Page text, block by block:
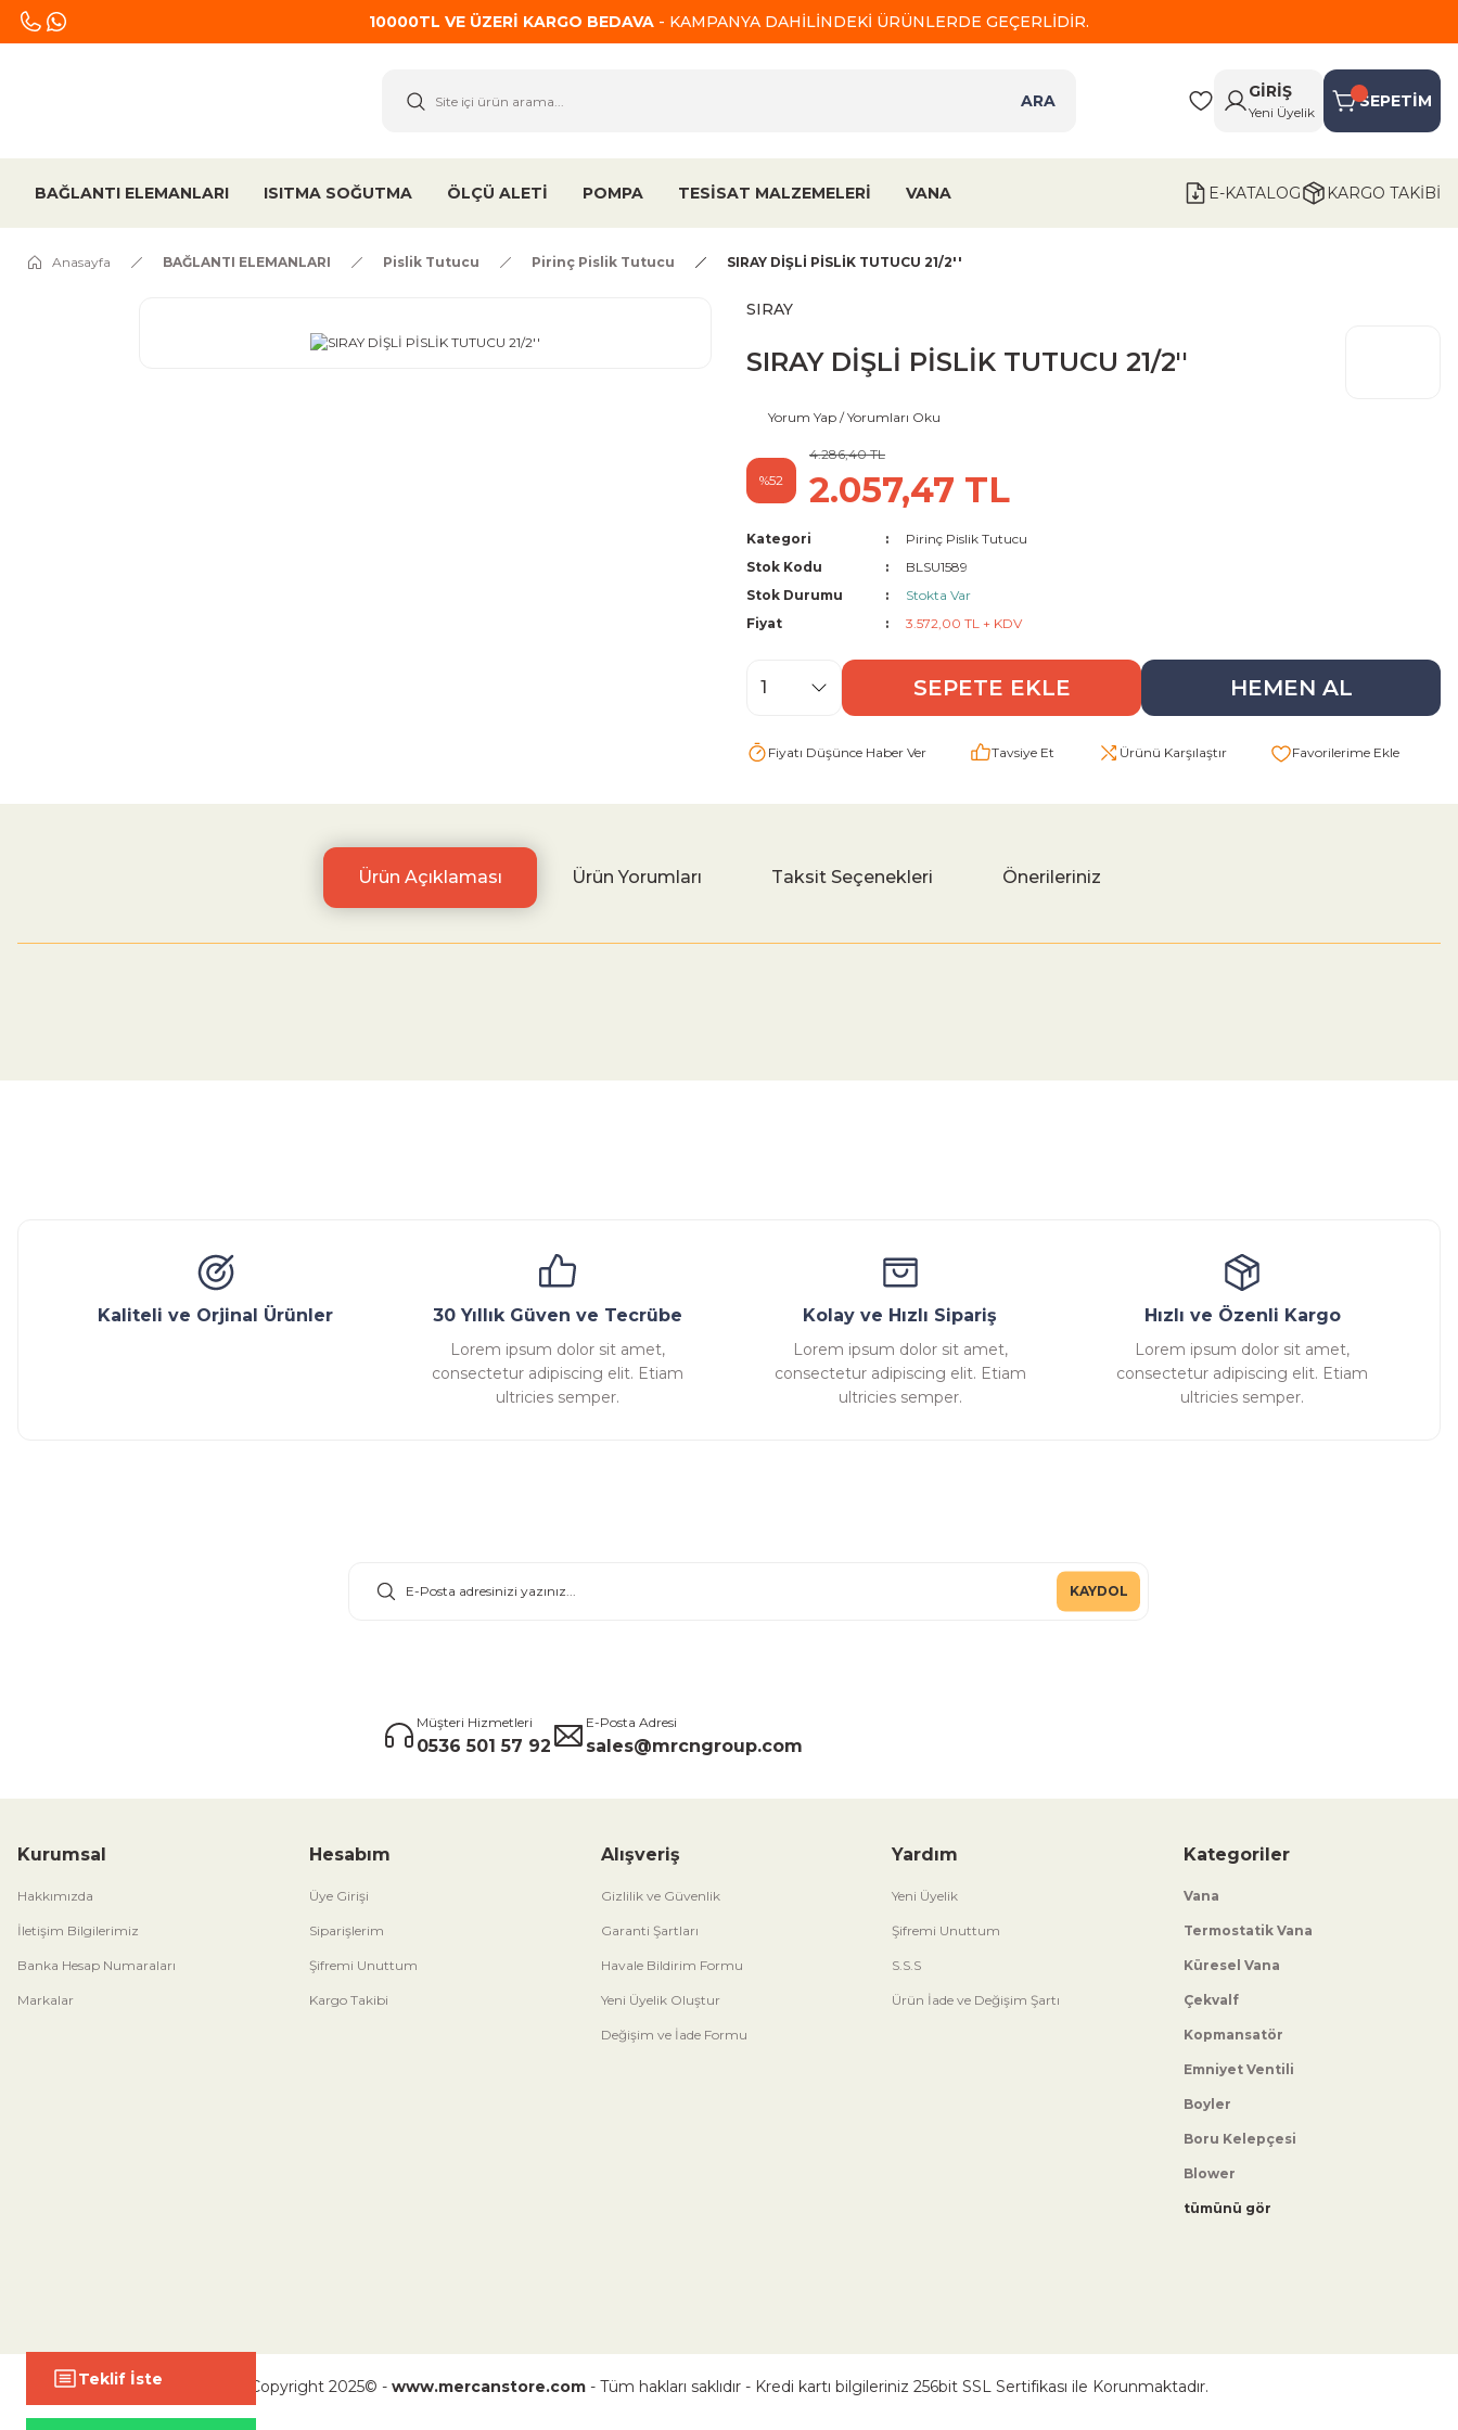
10000TL VE ÜZERİ KARGO BEDAVA - KAMPANYA DAHİLİNDEKİ ÜRÜNLERDE GEÇERLİDİR.
ARA
GİRİŞ
Yeni Üyelik
SEPETİM
BAĞLANTI ELEMANLARI ISITMA SOĞUTMA ÖLÇÜ ALETİ POMPA TESİSAT MALZEMELERİ VANA E-KATALOG KARGO TAKİBİ
Anasayfa BAĞLANTI ELEMANLARI Pislik Tutucu Pirinç Pislik Tutucu SIRAY DİŞLİ PİSLİK TUTUCU 21/2''
SIRAY
SIRAY DİŞLİ PİSLİK TUTUCU 21/2''
Yorum Yap / Yorumları Oku
%52
4.286,40 TL
2.057,47 TL
Kategori
Pirinç Pislik Tutucu
Stok Kodu
BLSU1589
Stok Durumu
Stokta Var
Fiyat
3.572,00 TL + KDV
SEPETE EKLE HEMEN AL
Fiyatı Düşünce Haber Ver Tavsiye Et Ürünü Karşılaştır
Ürün Açıklaması Ürün Yorumları Taksit Seçenekleri Önerileriniz
Bu ürüne ilk yorumu siz yapın!
Kaliteli ve Orjinal Ürünler 30 Yıllık Güven ve Tecrübe
Lorem ipsum dolor sit amet,
consectetur adipiscing elit. Etiam
ultricies semper.
Kolay ve Hızlı Sipariş
Lorem ipsum dolor sit amet,
consectetur adipiscing elit. Etiam
ultricies semper.
Hızlı ve Özenli Kargo
Lorem ipsum dolor sit amet,
consectetur adipiscing elit. Etiam
ultricies semper.
KAYDOL
Müşteri Hizmetleri
0536 501 57 92
E-Posta Adresi
sales@mrcngroup.com
Kurumsal
Hakkımızda
İletişim Bilgilerimiz
Banka Hesap Numaraları
Markalar
Hesabım
Üye Girişi
Siparişlerim
Şifremi Unuttum
Kargo Takibi
Alışveriş
Gizlilik ve Güvenlik
Garanti Şartları
Havale Bildirim Formu
Yeni Üyelik Oluştur
Değişim ve İade Formu
Yardım
Yeni Üyelik
Şifremi Unuttum
S.S.S
Ürün İade ve Değişim Şartı
Kategoriler
Vana
Termostatik Vana
Küresel Vana
Çekvalf
Kopmansatör
Emniyet Ventili
Boyler
Boru Kelepçesi
Blower
tümünü gör
Copyright 2025© - www.mercanstore.com - Tüm hakları saklıdır - Kredi kartı bilgileriniz 256bit SSL Sertifikası ile Korunmaktadır.
Teklif İste